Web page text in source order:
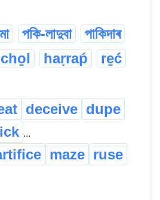
পকি-লাদুবা পাকিদাৰ
cho̱l haṛraṕ re̱ć
deceive dupe
...
maze ruse